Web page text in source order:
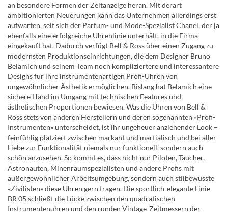
an besondere Formen der Zeitanzeige heran. Mit derart
ambitionierten Neuerungen kann das Unternehmen allerdings erst
aufwarten, seit sich der Parfum- und Mode-Spezialist Chanel, der ja
ebenfalls eine erfolgreiche Uhrenlinie unterhält, in die Firma
eingekauft hat. Dadurch verfügt Bell & Ross über einen Zugang zu
modernsten Produktionseinrichtungen, die dem Designer Bruno
Belamich und seinem Team noch kompliziertere und interessantere
Designs für ihre instrumentenartigen Profi-Uhren von
ungewöhnlicher Ästhetik ermöglichen. Bislang hat Belamich eine
sichere Hand im Umgang mit technischen Features und
ästhetischen Proportionen bewiesen. Was die Uhren von Bell &
Ross stets von anderen Herstellern und deren sogenannten «Profi-
Instrumenten» unterscheidet, ist ihr ungeheuer anziehender Look –
feinfühlig platziert zwischen markant und martialisch und bei aller
Liebe zur Funktionalität niemals nur funktionell, sondern auch
schön anzusehen. So kommt es, dass nicht nur Piloten, Taucher,
Astronauten, Minenräumspezialisten und andere Profis mit
außergewöhnlicher Arbeitsumgebung, sondern auch stilbewusste
«Zivilisten» diese Uhren gern tragen. Die sportlich-elegante Linie
BR 05 schließt die Lücke zwischen den quadratischen
Instrumentenuhren und den runden Vintage-Zeitmessern der